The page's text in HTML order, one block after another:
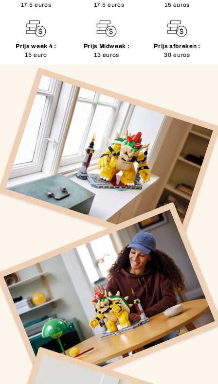
17.5 euros
17.5 euros
15 euros
Prijs week 4 :
15 euro
Prijs Midweek :
13 euros
Prijs afbreken :
30 euros